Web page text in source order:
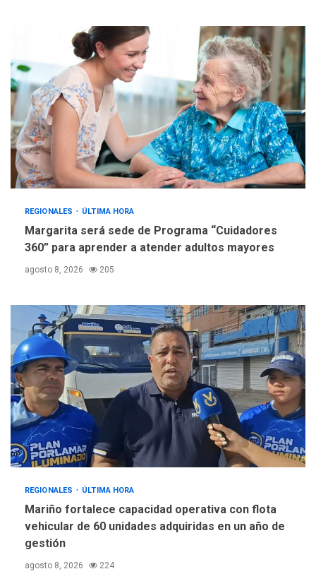
trabajan en diplomado para
creación y manejo de
estadísticas de turismo
REGIONALES ÚLTIMA HORA
Margarita será sede de Programa “Cuidadores
360” para aprender a atender adultos mayores
agosto 8, 2026 205
REGIONALES ÚLTIMA HORA
Mariño fortalece capacidad operativa con flota
vehicular de 60 unidades adquiridas en un año de
gestión
agosto 8, 2026 224